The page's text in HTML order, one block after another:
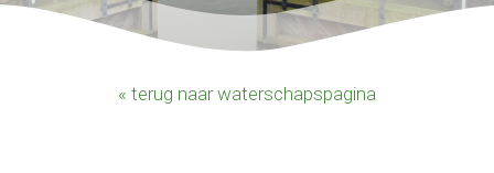
« terug naar waterschapspagina